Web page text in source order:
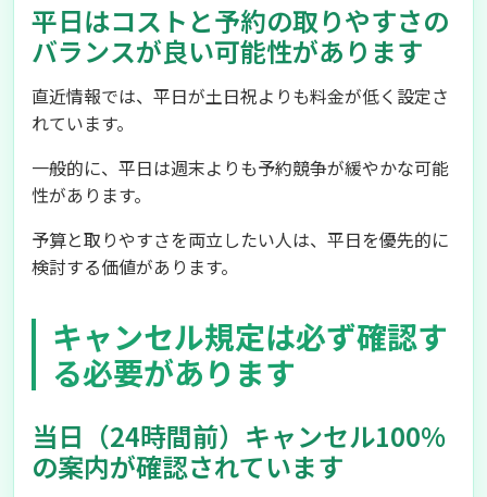
平日はコストと予約の取りやすさの
バランスが良い可能性があります
直近情報では、平日が土日祝よりも料金が低く設定さ
れています。
一般的に、平日は週末よりも予約競争が緩やかな可能
性があります。
予算と取りやすさを両立したい人は、平日を優先的に
検討する価値があります。
キャンセル規定は必ず確認す
る必要があります
当日（24時間前）キャンセル100%
の案内が確認されています